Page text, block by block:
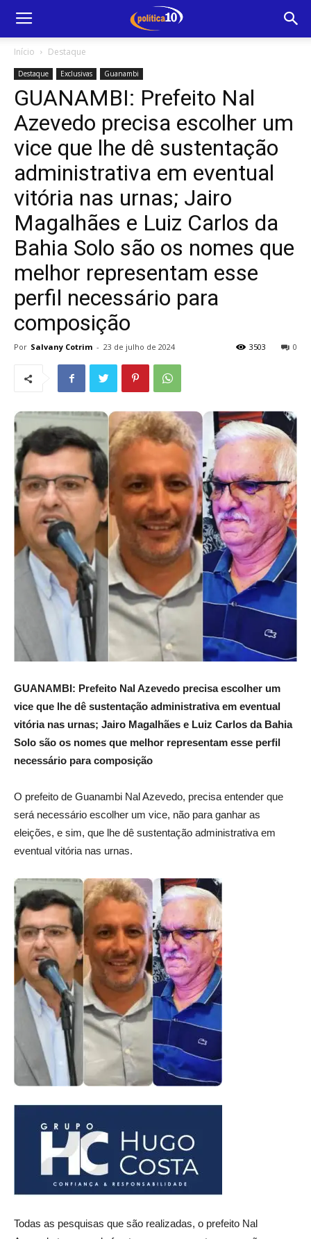
Início Destaque
Destaque Exclusivas Guanambi
GUANAMBI: Prefeito Nal
Azevedo precisa escolher um
vice que lhe dê sustentação
administrativa em eventual
vitória nas urnas; Jairo
Magalhães e Luiz Carlos da
Bahia Solo são os nomes que
melhor representam esse
perfil necessário para
composição
Por Salvany Cotrim - 23 de julho de 2024 0
3503
GUANAMBI: Prefeito Nal Azevedo precisa escolher um
vice que lhe dê sustentação administrativa em eventual
vitória nas urnas; Jairo Magalhães e Luiz Carlos da Bahia
Solo são os nomes que melhor representam esse perfil
necessário para composição
O prefeito de Guanambi Nal Azevedo, precisa entender que
será necessário escolher um vice, não para ganhar as
eleições, e sim, que lhe dê sustentação administrativa em
eventual vitória nas urnas.
Todas as pesquisas que são realizadas, o prefeito Nal